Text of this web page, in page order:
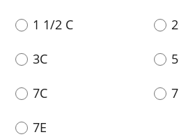
1 1/2 C
3C
7C
7E